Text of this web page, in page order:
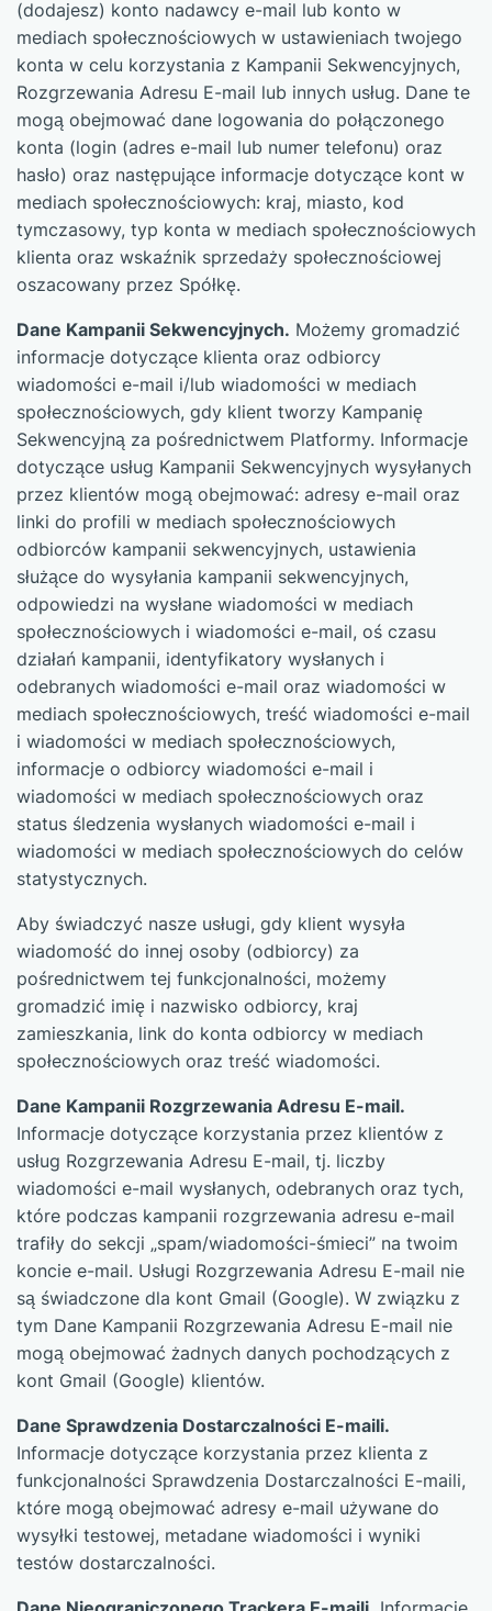
(dodajesz) konto nadawcy e-mail lub konto w
mediach społecznościowych w ustawieniach twojego
konta w celu korzystania z Kampanii Sekwencyjnych,
Rozgrzewania Adresu E-mail lub innych usług. Dane te
mogą obejmować dane logowania do połączonego
konta (login (adres e-mail lub numer telefonu) oraz
hasło) oraz następujące informacje dotyczące kont w
mediach społecznościowych: kraj, miasto, kod
tymczasowy, typ konta w mediach społecznościowych
klienta oraz wskaźnik sprzedaży społecznościowej
oszacowany przez Spółkę.
Dane Kampanii Sekwencyjnych. Możemy gromadzić
informacje dotyczące klienta oraz odbiorcy
wiadomości e-mail i/lub wiadomości w mediach
społecznościowych, gdy klient tworzy Kampanię
Sekwencyjną za pośrednictwem Platformy. Informacje
dotyczące usług Kampanii Sekwencyjnych wysyłanych
przez klientów mogą obejmować: adresy e-mail oraz
linki do profili w mediach społecznościowych
odbiorców kampanii sekwencyjnych, ustawienia
służące do wysyłania kampanii sekwencyjnych,
odpowiedzi na wysłane wiadomości w mediach
społecznościowych i wiadomości e-mail, oś czasu
działań kampanii, identyfikatory wysłanych i
odebranych wiadomości e-mail oraz wiadomości w
mediach społecznościowych, treść wiadomości e-mail
i wiadomości w mediach społecznościowych,
informacje o odbiorcy wiadomości e-mail i
wiadomości w mediach społecznościowych oraz
status śledzenia wysłanych wiadomości e-mail i
wiadomości w mediach społecznościowych do celów
statystycznych.
Aby świadczyć nasze usługi, gdy klient wysyła
wiadomość do innej osoby (odbiorcy) za
pośrednictwem tej funkcjonalności, możemy
gromadzić imię i nazwisko odbiorcy, kraj
zamieszkania, link do konta odbiorcy w mediach
społecznościowych oraz treść wiadomości.
Dane Kampanii Rozgrzewania Adresu E-mail.
Informacje dotyczące korzystania przez klientów z
usług Rozgrzewania Adresu E-mail, tj. liczby
wiadomości e-mail wysłanych, odebranych oraz tych,
które podczas kampanii rozgrzewania adresu e-mail
trafiły do sekcji „spam/wiadomości-śmieci” na twoim
koncie e-mail. Usługi Rozgrzewania Adresu E-mail nie
są świadczone dla kont Gmail (Google). W związku z
tym Dane Kampanii Rozgrzewania Adresu E-mail nie
mogą obejmować żadnych danych pochodzących z
kont Gmail (Google) klientów.
Dane Sprawdzenia Dostarczalności E-maili.
Informacje dotyczące korzystania przez klienta z
funkcjonalności Sprawdzenia Dostarczalności E-maili,
które mogą obejmować adresy e-mail używane do
wysyłki testowej, metadane wiadomości i wyniki
testów dostarczalności.